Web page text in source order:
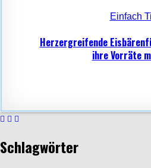
Einfach
Herzergreifende
ihre Vorräte
Schlagwörter